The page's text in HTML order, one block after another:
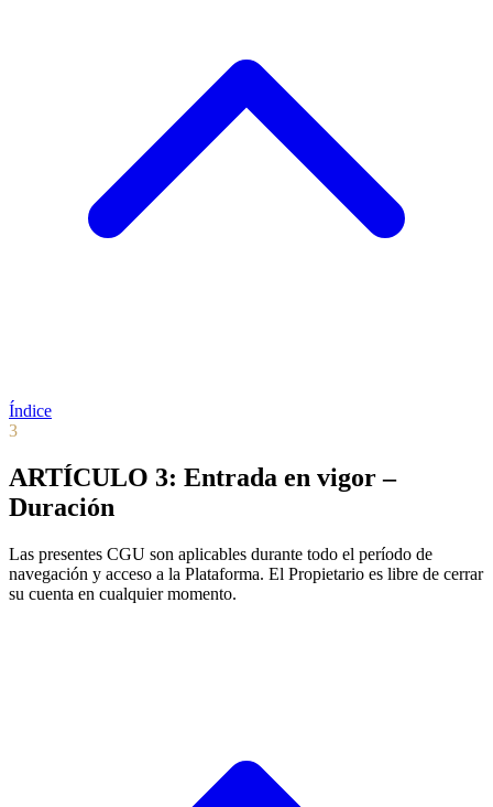
Índice
3
ARTÍCULO 3: Entrada en vigor –
Duración
Las presentes CGU son aplicables durante todo el período de
navegación y acceso a la Plataforma. El Propietario es libre de cerrar
su cuenta en cualquier momento.